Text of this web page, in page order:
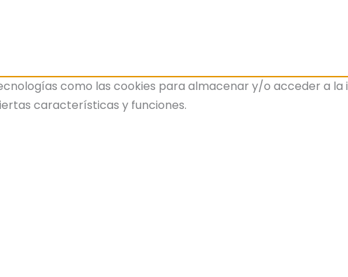
como las cookies para almacenar y/o acceder a
características y funciones.